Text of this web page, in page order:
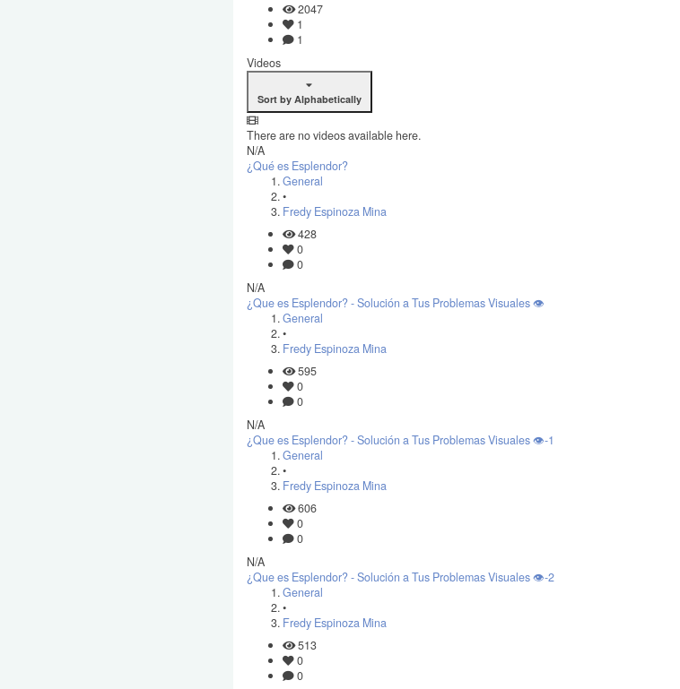
2047
1
1
Videos
Sort by Alphabetically
There are no videos available here.
N/A
¿Qué es Esplendor?
General
•
Fredy Espinoza Mina
428
0
0
N/A
¿Que es Esplendor? - Solución a Tus Problemas Visuales 👁️
General
•
Fredy Espinoza Mina
595
0
0
N/A
¿Que es Esplendor? - Solución a Tus Problemas Visuales 👁️-1
General
•
Fredy Espinoza Mina
606
0
0
N/A
¿Que es Esplendor? - Solución a Tus Problemas Visuales 👁️-2
General
•
Fredy Espinoza Mina
513
0
0